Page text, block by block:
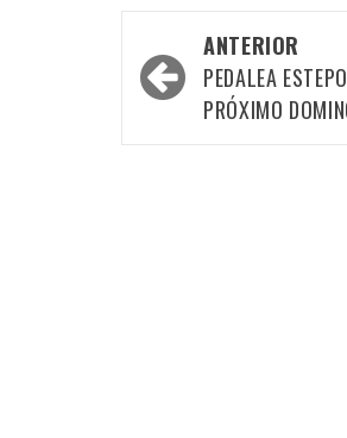
Navegación
por
ANTERIOR
PEDALEA
PRÓXIMO